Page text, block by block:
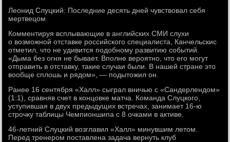
Леонид Слуцкий: Последние десять дней чувствовал себя
мертвецом
Комментируя всплывающие в английских СМИ слухи
о возможной отставке российского специалиста, Канчельскис
отметил, что не удивится подобному развитию событий.
«Дыма без огня не бывает. Вполне вероятно, что его могут
отправить в отставку, такие случаи были. В нашей стране это
вообще сплошь и рядом», — подытожил он.
Ранее 16 сентября «Халл» сыграл вничью с «Сандерлендом»
(1:1), сравняв счет в концовке матча. Команда Слуцкого,
уступившая в двух предыдущих встречах, занимает 16-ю
строчку таблицы Чемпионшипа с 8 очками в активе.
46-летний Слуцкий возглавил «Халл» минувшим летом.
Перед тренером поставлена задача вернуть клуб